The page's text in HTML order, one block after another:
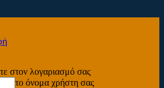
στον λογαριασμό σας
το όνομα χρήστη σας